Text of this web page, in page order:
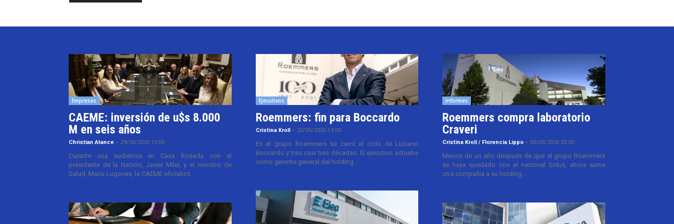
Empresas
CAEME: inversión de u$s 8.000
M en seis años
Christian Atance - 29/05/2026 15:00
Durante una audiencia en Casa Rosada con el
presidente de la Nación, Javier Milei, y el ministro de
Salud, Mario Lugones, la CAEME oficializó...
Ejecutivos
Roemmers: fin para Boccardo
Cristina Kroll - 20/05/2026 13:00
En el grupo Roemmers se cerró el ciclo de Luciano
Boccardo y tras casi tres décadas. El ejecutivo actuaba
como gerente general del holding...
Informes
Roemmers compra laboratorio
Craveri
Cristina Kroll / Florencia Lippo - 05/05/2026 20:00
Menos de un año después de que el grupo Roemmers
se haya quedado con el nacional Sidus, ahora suma
otra compañía a su holding....